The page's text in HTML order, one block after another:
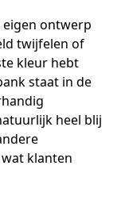
eigen ontwerp
twijfelen of
kleur hebt
staat in de
heel blij
klanten